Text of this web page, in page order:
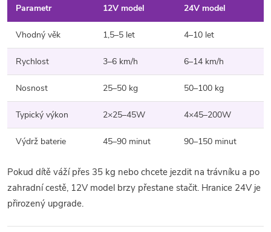
Parametr 12V model 24V model
Vhodný věk 1,5–5 let 4–10 let
Rychlost 3–6 km/h 6–14 km/h
Nosnost 25–50 kg 50–100 kg
Typický výkon 2×25–45W 4×45–200W
Výdrž baterie 45–90 minut 90–150 minut
Pokud dítě váží přes 35 kg nebo chcete jezdit na trávníku a po
zahradní cestě, 12V model brzy přestane stačit. Hranice 24V je
přirozený upgrade.